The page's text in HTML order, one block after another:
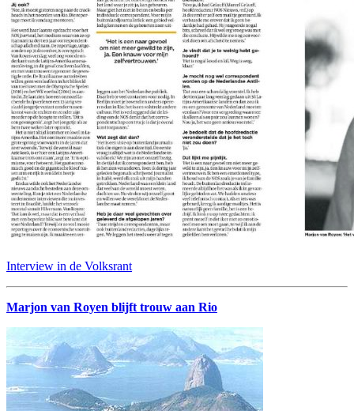
Interview in de Volksrant
Marjon van Royen blijft trouw aan Rio